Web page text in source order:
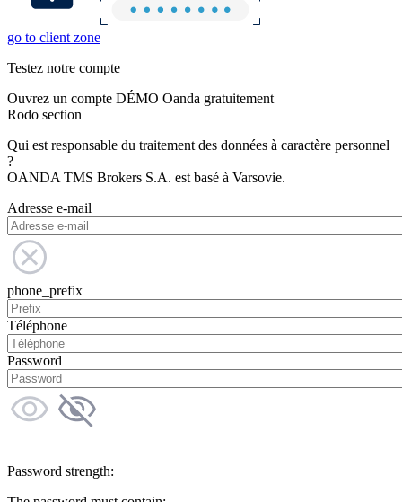
go to client zone
Testez notre compte
Ouvrez un compte DÉMO Oanda gratuitement
Rodo section
Qui est responsable du traitement des données à caractère personnel
?
OANDA TMS Brokers S.A. est basé à Varsovie.
Adresse e-mail
phone_prefix
Téléphone
Password
Password strength: